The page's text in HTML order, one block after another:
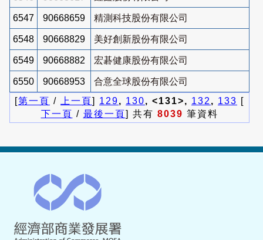
6547 90668659 精測科技股份有限公司
6548 90668829 美好創新股份有限公司
6549 90668882 宏碁健康股份有限公司
6550 90668953
合意全球股份有限公司
[第一頁 / 上一頁] 129, 130, <131>, 132 , 133 [
下一頁 / 最後一頁] 共有 8039 筆資料